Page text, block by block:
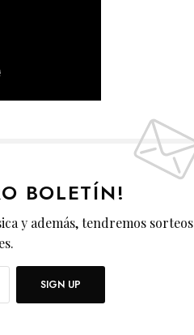
BOLETÍN!
y además, tendremos sorteos
SIGN UP